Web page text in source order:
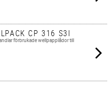
CP 316 S3I
förbrukade wellpapplådor till